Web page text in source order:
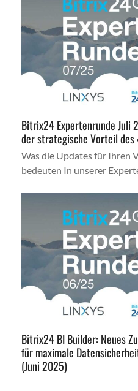
Bitrix24 Expertenrunde Juli
der strategische Vorteil des
Was die Updates für Ihren
bedeuten In unserer
Bitrix24 BI Builder: Neues
für maximale
(Juni 2025)